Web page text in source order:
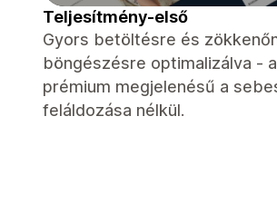
Teljesítmény-első
Gyors betöltésre és
böngészésre optimalizálva -
prémium megjelenésű a
feláldozása nélkül.